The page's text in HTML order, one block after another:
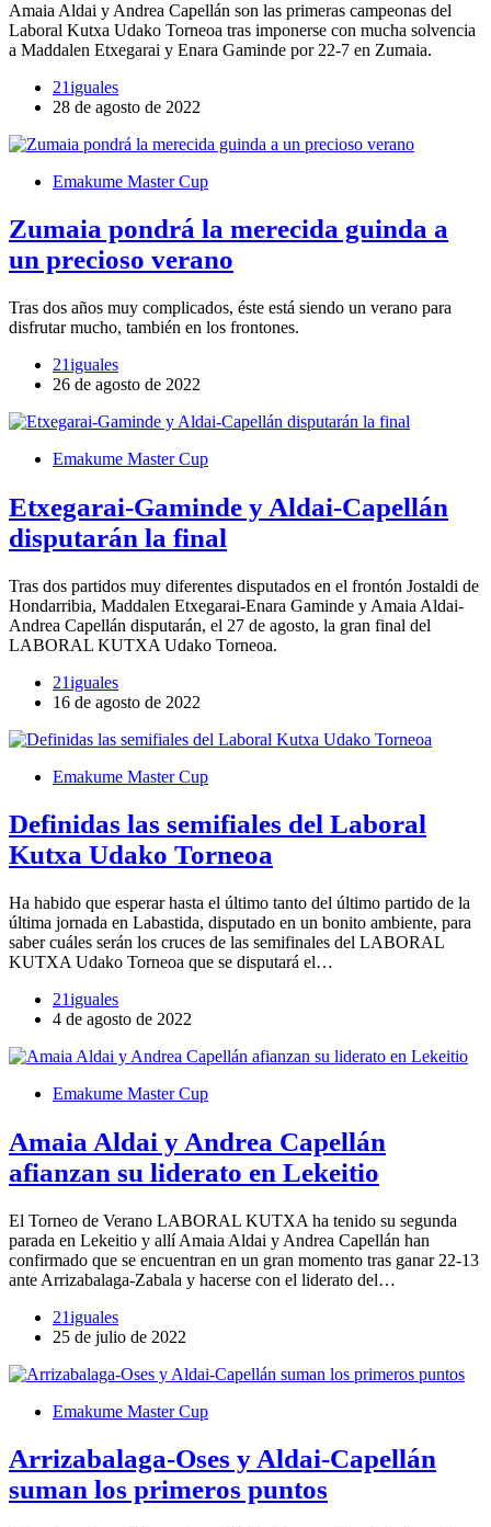
Amaia Aldai y Andrea Capellán son las primeras campeonas del
Laboral Kutxa Udako Torneoa tras imponerse con mucha solvencia
a Maddalen Etxegarai y Enara Gaminde por 22-7 en Zumaia.
21iguales
28 de agosto de 2022
Emakume Master Cup
Zumaia pondrá la merecida guinda a
un precioso verano
Tras dos años muy complicados, éste está siendo un verano para
disfrutar mucho, también en los frontones.
21iguales
26 de agosto de 2022
Emakume Master Cup
Etxegarai-Gaminde y Aldai-Capellán
disputarán la final
Tras dos partidos muy diferentes disputados en el frontón Jostaldi de
Hondarribia, Maddalen Etxegarai-Enara Gaminde y Amaia Aldai-
Andrea Capellán disputarán, el 27 de agosto, la gran final del
LABORAL KUTXA Udako Torneoa.
21iguales
16 de agosto de 2022
Emakume Master Cup
Definidas las semifiales del Laboral
Kutxa Udako Torneoa
Ha habido que esperar hasta el último tanto del último partido de la
última jornada en Labastida, disputado en un bonito ambiente, para
saber cuáles serán los cruces de las semifinales del LABORAL
KUTXA Udako Torneoa que se disputará el…
21iguales
4 de agosto de 2022
Emakume Master Cup
Amaia Aldai y Andrea Capellán
afianzan su liderato en Lekeitio
El Torneo de Verano LABORAL KUTXA ha tenido su segunda
parada en Lekeitio y allí Amaia Aldai y Andrea Capellán han
confirmado que se encuentran en un gran momento tras ganar 22-13
ante Arrizabalaga-Zabala y hacerse con el liderato del…
21iguales
25 de julio de 2022
Emakume Master Cup
Arrizabalaga-Oses y Aldai-Capellán
suman los primeros puntos